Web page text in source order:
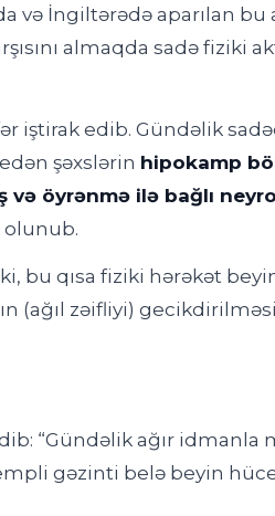
və İngiltərədə aparılan bu
almaqda sadə fiziki
iştirak edib. Gündəlik
edən şəxslərin hipokamp
və öyrənmə ilə bağlı
bu qısa fiziki hərəkət
(ağıl zəifliyi)
“Gündəlik ağır idmanla
gəzinti belə beyin